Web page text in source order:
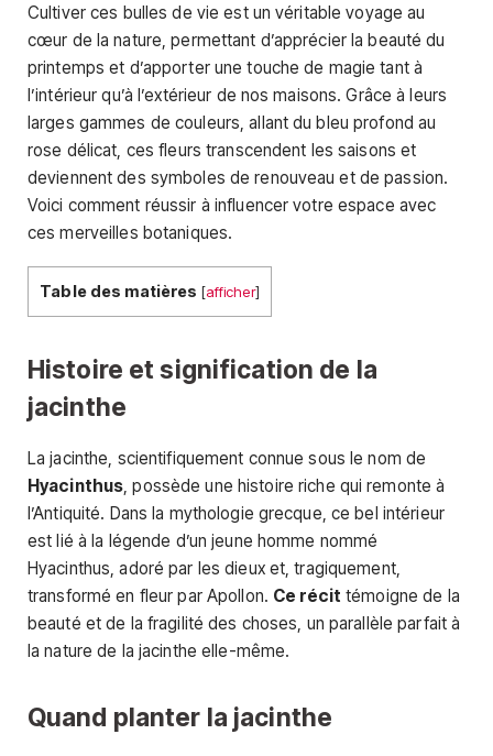
Cultiver ces bulles de vie est un véritable voyage au
cœur de la nature, permettant d’apprécier la beauté du
printemps et d’apporter une touche de magie tant à
l’intérieur qu’à l’extérieur de nos maisons. Grâce à leurs
larges gammes de couleurs, allant du bleu profond au
rose délicat, ces fleurs transcendent les saisons et
deviennent des symboles de renouveau et de passion.
Voici comment réussir à influencer votre espace avec
ces merveilles botaniques.
Table des matières [afficher]
Histoire et signification de la
jacinthe
La jacinthe, scientifiquement connue sous le nom de
Hyacinthus, possède une histoire riche qui remonte à
l’Antiquité. Dans la mythologie grecque, ce bel intérieur
est lié à la légende d’un jeune homme nommé
Hyacinthus, adoré par les dieux et, tragiquement,
transformé en fleur par Apollon. Ce récit témoigne de la
beauté et de la fragilité des choses, un parallèle parfait à
la nature de la jacinthe elle-même.
Quand planter la jacinthe